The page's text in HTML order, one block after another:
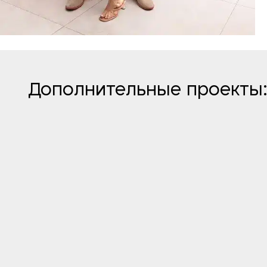
Дополнительные проекты: